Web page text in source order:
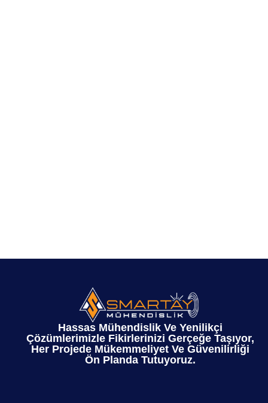
Hassas Mühendislik Ve Yenilikçi
Çözümlerimizle Fikirlerinizi Gerçeğe Taşıyor,
Her Projede Mükemmeliyet Ve Güvenilirliği
Ön Planda Tutuyoruz.